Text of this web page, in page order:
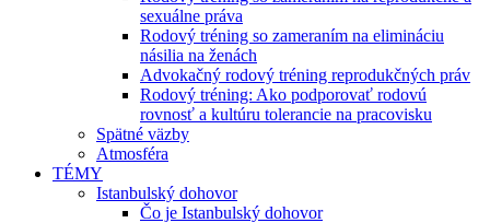
sexuálne práva
Rodový tréning so zameraním na elimináciu
násilia na ženách
Advokačný rodový tréning reprodukčných práv
Rodový tréning: Ako podporovať rodovú
rovnosť a kultúru tolerancie na pracovisku
Spätné väzby
Atmosféra
TÉMY
Istanbulský dohovor
Čo je Istanbulský dohovor